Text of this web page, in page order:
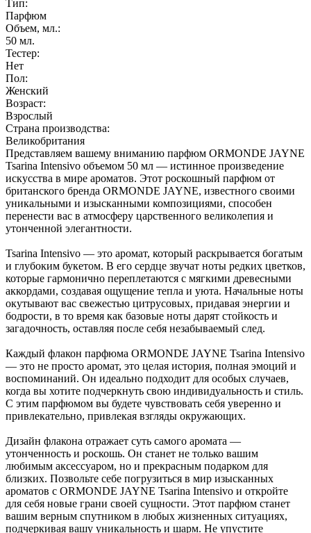
Тип:
Парфюм
Объем, мл.:
50 мл.
Тестер:
Нет
Пол:
Женский
Возраст:
Взрослый
Страна производства:
Великобритания
Представляем вашему вниманию парфюм ORMONDE JAYNE
Tsarina Intensivo объемом 50 мл — истинное произведение
искусства в мире ароматов. Этот роскошный парфюм от
британского бренда ORMONDE JAYNE, известного своими
уникальными и изысканными композициями, способен
перенести вас в атмосферу царственного великолепия и
утонченной элегантности.
Tsarina Intensivo — это аромат, который раскрывается богатым
и глубоким букетом. В его сердце звучат ноты редких цветков,
которые гармонично переплетаются с мягкими древесными
аккордами, создавая ощущение тепла и уюта. Начальные ноты
окутывают вас свежестью цитрусовых, придавая энергии и
бодрости, в то время как базовые ноты дарят стойкость и
загадочность, оставляя после себя незабываемый след.
Каждый флакон парфюма ORMONDE JAYNE Tsarina Intensivo
— это не просто аромат, это целая история, полная эмоций и
воспоминаний. Он идеально подходит для особых случаев,
когда вы хотите подчеркнуть свою индивидуальность и стиль.
С этим парфюмом вы будете чувствовать себя уверенно и
привлекательно, привлекая взгляды окружающих.
Дизайн флакона отражает суть самого аромата —
утонченность и роскошь. Он станет не только вашим
любимым аксессуаром, но и прекрасным подарком для
близких. Позвольте себе погрузиться в мир изысканных
ароматов с ORMONDE JAYNE Tsarina Intensivo и откройте
для себя новые грани своей сущности. Этот парфюм станет
вашим верным спутником в любых жизненных ситуациях,
подчеркивая вашу уникальность и шарм. Не упустите